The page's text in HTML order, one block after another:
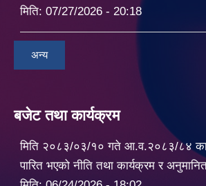
मिति: 07/27/2026 - 20:18
अन्य
बजेट तथा कार्यक्रम
मिति २०८३/०३/१० गते आ.व.२०८३/८४ का
पारित भएको नीति तथा कार्यक्रम र